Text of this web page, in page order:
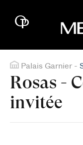
Palais Garnier -
Rosas -
invitée